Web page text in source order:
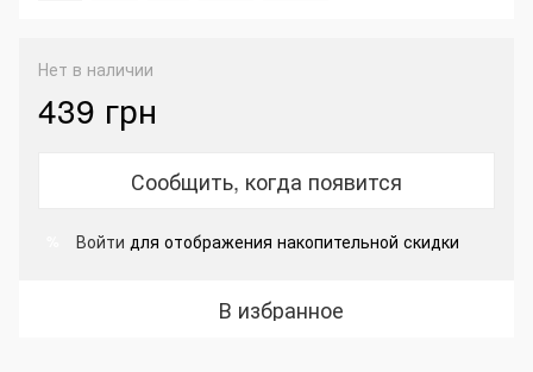
Нет в наличии
439 грн
Сообщить, когда появится
Войти для отображения накопительной скидки
В избранное